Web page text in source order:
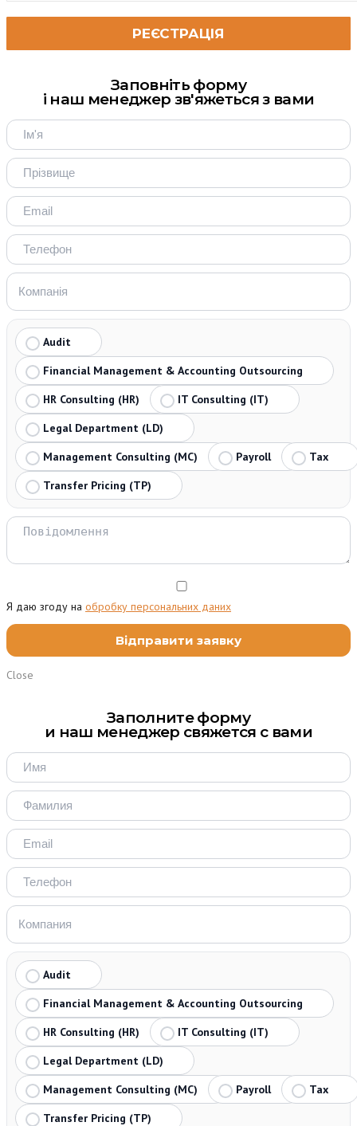
Заповніть форму
і наш менеджер зв'яжеться з вами
Audit
Financial Management & Accounting Outsourcing
HR Consulting (HR)
IT Consulting (IT)
Legal Department (LD)
Management Consulting (MC)
Payroll
Tax
Transfer Pricing (TP)
Я даю згоду на обробку персональних даних
Close
Заполните форму
и наш менеджер свяжется с вами
Audit
Financial Management & Accounting Outsourcing
HR Consulting (HR)
IT Consulting (IT)
Legal Department (LD)
Management Consulting (MC)
Payroll
Tax
Transfer Pricing (TP)